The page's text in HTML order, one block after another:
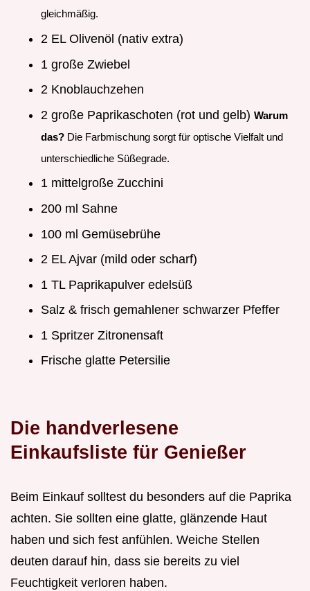
gleichmäßig.
2 EL Olivenöl (nativ extra)
1 große Zwiebel
2 Knoblauchzehen
2 große Paprikaschoten (rot und gelb) Warum
das? Die Farbmischung sorgt für optische Vielfalt und
unterschiedliche Süßegrade.
1 mittelgroße Zucchini
200 ml Sahne
100 ml Gemüsebrühe
2 EL Ajvar (mild oder scharf)
1 TL Paprikapulver edelsüß
Salz & frisch gemahlener schwarzer Pfeffer
1 Spritzer Zitronensaft
Frische glatte Petersilie
Die handverlesene
Einkaufsliste für Genießer
Beim Einkauf solltest du besonders auf die Paprika
achten. Sie sollten eine glatte, glänzende Haut
haben und sich fest anfühlen. Weiche Stellen
deuten darauf hin, dass sie bereits zu viel
Feuchtigkeit verloren haben.